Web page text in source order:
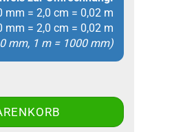
mm = 2,0 cm = 0,02 m
mm = 2,0 cm = 0,02 m
mm, 1 m = 1000 mm)